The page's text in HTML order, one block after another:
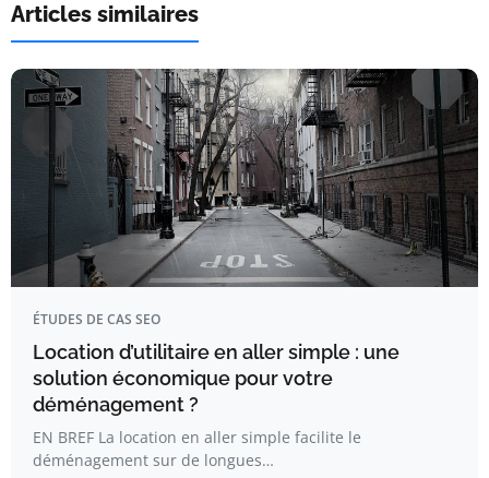
Articles similaires
ÉTUDES DE CAS SEO
Location d’utilitaire en aller simple : une
solution économique pour votre
déménagement ?
EN BREF La location en aller simple facilite le
déménagement sur de longues…